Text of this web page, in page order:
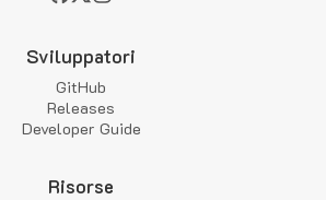
Sviluppatori
GitHub
Releases
Developer Guide
Risorse